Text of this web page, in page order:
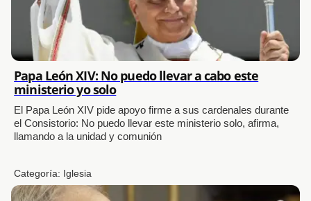
Papa León XIV: No puedo llevar a cabo este
ministerio yo solo
El Papa León XIV pide apoyo firme a sus cardenales durante
el Consistorio: No puedo llevar este ministerio solo, afirma,
llamando a la unidad y comunión
Categoría: Iglesia